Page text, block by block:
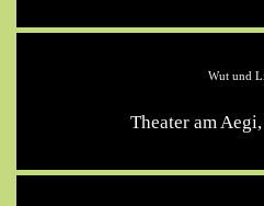
Wut und
Theater am